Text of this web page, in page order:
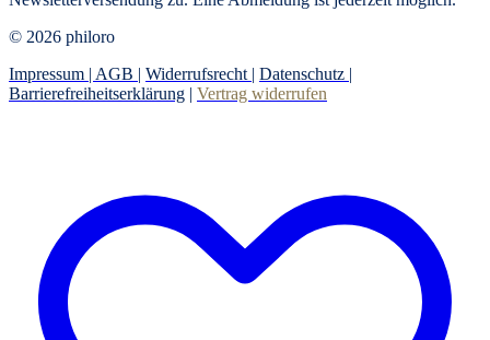
© 2026 philoro
Impressum | AGB | Widerrufsrecht | Datenschutz |
Barrierefreiheitserklärung | Vertrag widerrufen